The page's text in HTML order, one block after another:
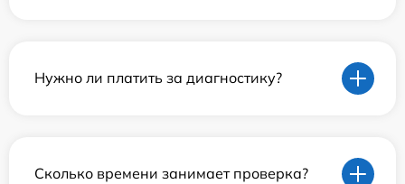
Нужно ли платить за диагностику?
Сколько времени занимает проверка?